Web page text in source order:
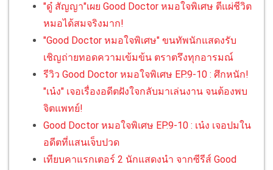
"ดู๋ สัญญา"เผย Good Doctor หมอใจพิเศษ ตีแผ่ชีวิต
หมอได้สมจริงมาก!
"Good Doctor หมอใจพิเศษ" ขนทัพนักแสดงรับ
เชิญถ่ายทอดความเข้มข้น ตราตรึงทุกอารมณ์
รีวิว Good Doctor หมอใจพิเศษ EP.9-10 : ศึกหนัก!
"เน๋ง" เจอเรื่องอดีตฝังใจกลับมาเล่นงาน จนต้องพบ
จิตแพทย์!
Good Doctor หมอใจพิเศษ EP.9-10 : เน๋ง เจอปมใน
อดีตที่แสนเจ็บปวด
เทียบคาแรกเตอร์ 2 นักแสดงนำ จากซีรีส์ Good